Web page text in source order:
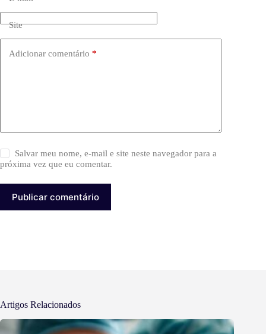
Site
Adicionar comentário *
Salvar meu nome, e-mail e site neste navegador para a
próxima vez que eu comentar.
Publicar comentário
Artigos Relacionados